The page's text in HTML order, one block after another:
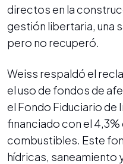
directos en la
gestión libertaria, una
pero no recuperó.
Weiss respaldó el
el uso de fondos de
el Fondo Fiduciario de
financiado con el
combustibles. Este
hídricas, saneamiento